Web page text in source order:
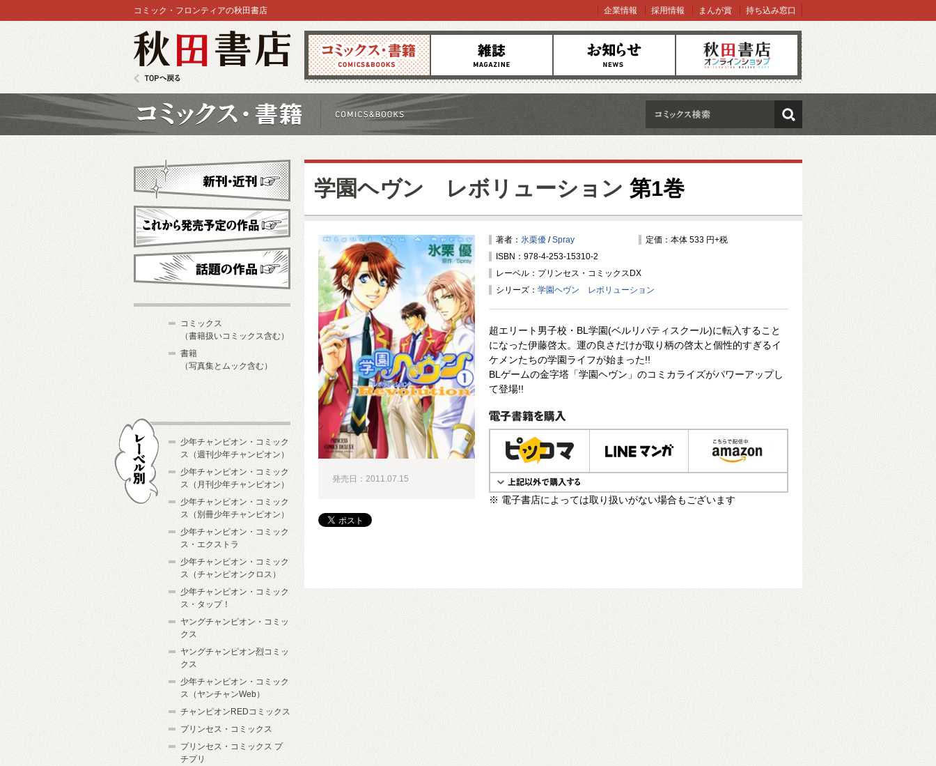
コミックス 雑誌 お知らせ オンラインショップ
コミック・フロンティアの秋田書店 企業情報 採用情報 まんが賞 持ち込み窓口
検索
学園ヘヴン レボリューション 第1巻
著者： 氷栗優 /Spray
定価：本体 533 円+税
ISBN：978-4-253-15310-2
レーベル：プリンセス・コミックスDX
シリーズ： 学園ヘヴン レボリューション
超エリート男子校・BL学園(ベルリバティスクール)に転入すること
になった伊藤啓太。運の良さだけが取り柄の啓太と個性的すぎるイ
ケメンたちの学園ライフが始まった!!
BLゲームの金字塔「学園ヘヴン」のコミカライズがパワーアップし
て登場!!
電子書籍で購入
※ 電子書店によっては取り扱いがない場合もございます
発売日：2011.07.15
新刊・近刊
これから発売予定
コミックス
（書籍扱いコミックス含む）
書籍
（写真集とムック含む）
少年チャンピオン・コミック
ス（週刊少年チャンピオン）
少年チャンピオン・コミック
ス（月刊少年チャンピオン）
少年チャンピオン・コミック
ス（別冊少年チャンピオン）
少年チャンピオン・コミック
ス・エクストラ
少年チャンピオン・コミック
ス（チャンピオンクロス）
少年チャンピオン・コミック
ス・タップ！
ヤングチャンピオン・コミッ
クス
ヤングチャンピオン烈コミッ
クス
少年チャンピオン・コミック
ス（ヤンチャンWeb）
チャンピオンREDコミックス
プリンセス・コミックス
プリンセス・コミックス プ
チプリ